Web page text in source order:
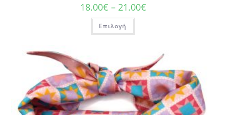
18.00€ – 21.00€
Επιλογή